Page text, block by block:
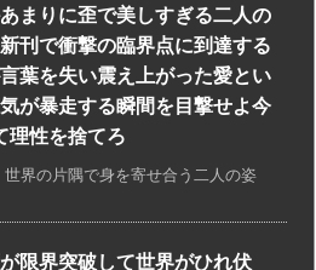
まりに歪で美しすぎる二人の
刊で衝撃の臨界点に到達する
葉を失い震え上がった愛とい
が暴走する瞬間を目撃せよ今
理性を捨てろ
界の片隅で身を寄せ合う二人の姿
限界突破して世界がひれ伏